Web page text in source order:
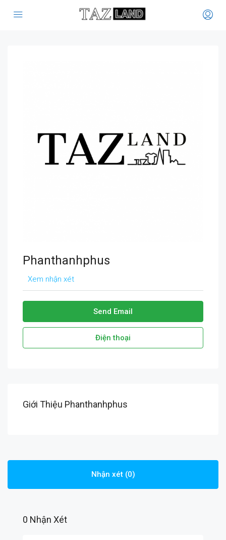
Phanthanhphus
Xem nhận xét
Send Email
Điện thoại
Giới Thiệu Phanthanhphus
Nhận xét (0)
0 Nhận Xét